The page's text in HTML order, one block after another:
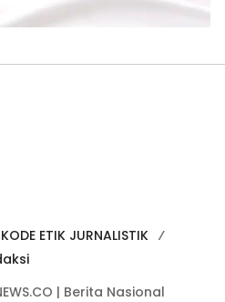
KODE ETIK JURNALISTIK
| Berita Nasional